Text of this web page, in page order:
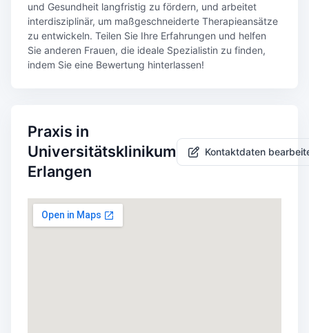
und Gesundheit langfristig zu fördern, und arbeitet
interdisziplinär, um maßgeschneiderte Therapieansätze
zu entwickeln. Teilen Sie Ihre Erfahrungen und helfen
Sie anderen Frauen, die ideale Spezialistin zu finden,
indem Sie eine Bewertung hinterlassen!
Praxis in
Universitätsklinikum
Erlangen
Kontaktdaten